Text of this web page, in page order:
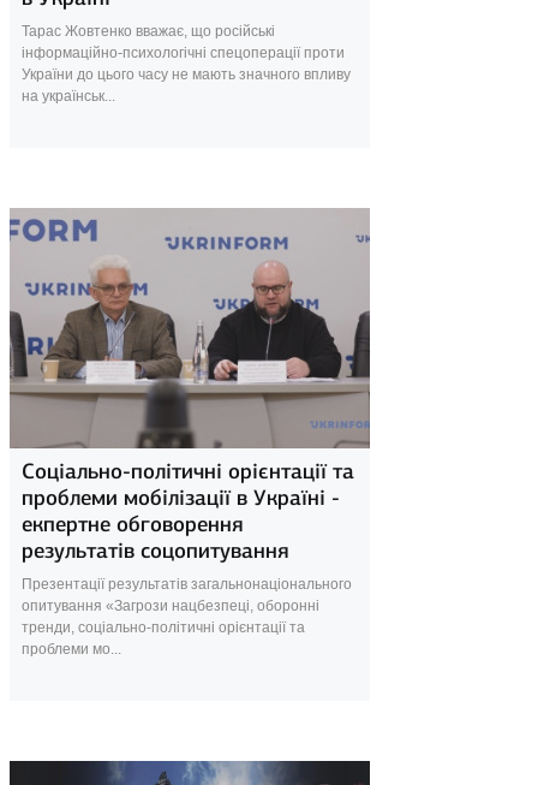
Тарас Жовтенко вважає, що російські
інформаційно-психологічні спецоперації проти
України до цього часу не мають значного впливу
на українськ...
Соціально-політичні орієнтації та
проблеми мобілізації в Україні -
екпертне обговорення
результатів соцопитування
Презентації результатів загальнонаціонального
опитування «Загрози нацбезпеці, оборонні
тренди, соціально-політичні орієнтації та
проблеми мо...